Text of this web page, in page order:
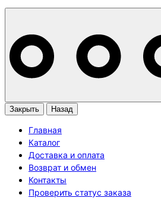
Закрыть Назад
Главная
Каталог
Доставка и оплата
Возврат и обмен
Контакты
Проверить статус заказа